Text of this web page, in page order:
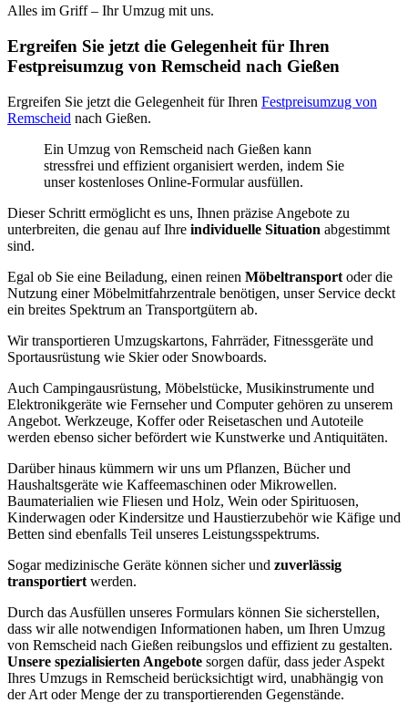
Alles im Griff – Ihr Umzug mit uns.
Ergreifen Sie jetzt die Gelegenheit für Ihren
Festpreisumzug von Remscheid nach Gießen
Ergreifen Sie jetzt die Gelegenheit für Ihren Festpreisumzug von
Remscheid nach Gießen.
Ein Umzug von Remscheid nach Gießen kann
stressfrei und effizient organisiert werden, indem Sie
unser kostenloses Online-Formular ausfüllen.
Dieser Schritt ermöglicht es uns, Ihnen präzise Angebote zu
unterbreiten, die genau auf Ihre individuelle Situation abgestimmt
sind.
Egal ob Sie eine Beiladung, einen reinen Möbeltransport oder die
Nutzung einer Möbelmitfahrzentrale benötigen, unser Service deckt
ein breites Spektrum an Transportgütern ab.
Wir transportieren Umzugskartons, Fahrräder, Fitnessgeräte und
Sportausrüstung wie Skier oder Snowboards.
Auch Campingausrüstung, Möbelstücke, Musikinstrumente und
Elektronikgeräte wie Fernseher und Computer gehören zu unserem
Angebot. Werkzeuge, Koffer oder Reisetaschen und Autoteile
werden ebenso sicher befördert wie Kunstwerke und Antiquitäten.
Darüber hinaus kümmern wir uns um Pflanzen, Bücher und
Haushaltsgeräte wie Kaffeemaschinen oder Mikrowellen.
Baumaterialien wie Fliesen und Holz, Wein oder Spirituosen,
Kinderwagen oder Kindersitze und Haustierzubehör wie Käfige und
Betten sind ebenfalls Teil unseres Leistungsspektrums.
Sogar medizinische Geräte können sicher und zuverlässig
transportiert werden.
Durch das Ausfüllen unseres Formulars können Sie sicherstellen,
dass wir alle notwendigen Informationen haben, um Ihren Umzug
von Remscheid nach Gießen reibungslos und effizient zu gestalten.
Unsere spezialisierten Angebote sorgen dafür, dass jeder Aspekt
Ihres Umzugs in Remscheid berücksichtigt wird, unabhängig von
der Art oder Menge der zu transportierenden Gegenstände.